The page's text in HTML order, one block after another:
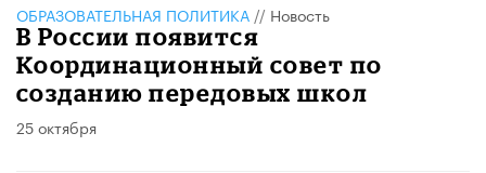
ОБРАЗОВАТЕЛЬНАЯ ПОЛИТИКА // Новость
В России появится
Координационный совет по
созданию передовых школ
25 октября